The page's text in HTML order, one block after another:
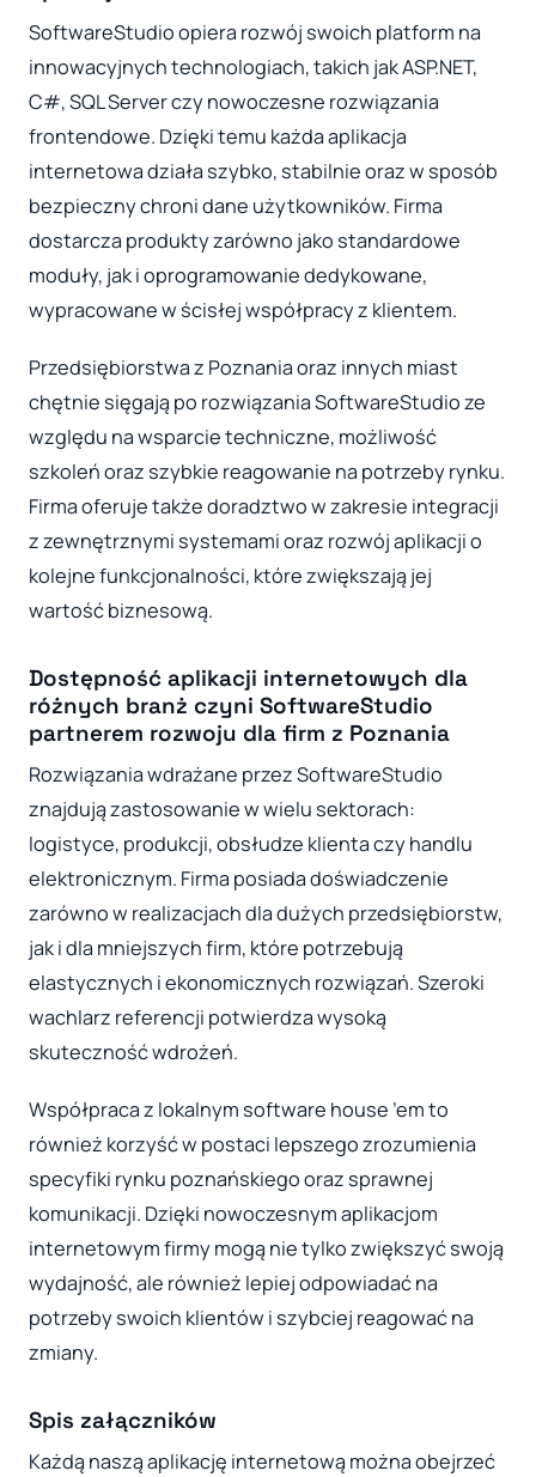
SoftwareStudio opiera rozwój swoich platform na
innowacyjnych technologiach, takich jak ASP.NET,
C#, SQL Server czy nowoczesne rozwiązania
frontendowe. Dzięki temu każda aplikacja
internetowa działa szybko, stabilnie oraz w sposób
bezpieczny chroni dane użytkowników. Firma
dostarcza produkty zarówno jako standardowe
moduły, jak i oprogramowanie dedykowane,
wypracowane w ścisłej współpracy z klientem.
Przedsiębiorstwa z Poznania oraz innych miast
chętnie sięgają po rozwiązania SoftwareStudio ze
względu na wsparcie techniczne, możliwość
szkoleń oraz szybkie reagowanie na potrzeby rynku.
Firma oferuje także doradztwo w zakresie integracji
z zewnętrznymi systemami oraz rozwój aplikacji o
kolejne funkcjonalności, które zwiększają jej
wartość biznesową.
Dostępność aplikacji internetowych dla
różnych branż czyni SoftwareStudio
partnerem rozwoju dla firm z Poznania
Rozwiązania wdrażane przez SoftwareStudio
znajdują zastosowanie w wielu sektorach:
logistyce, produkcji, obsłudze klienta czy handlu
elektronicznym. Firma posiada doświadczenie
zarówno w realizacjach dla dużych przedsiębiorstw,
jak i dla mniejszych firm, które potrzebują
elastycznych i ekonomicznych rozwiązań. Szeroki
wachlarz referencji potwierdza wysoką
skuteczność wdrożeń.
Współpraca z lokalnym software house ’em to
również korzyść w postaci lepszego zrozumienia
specyfiki rynku poznańskiego oraz sprawnej
komunikacji. Dzięki nowoczesnym aplikacjom
internetowym firmy mogą nie tylko zwiększyć swoją
wydajność, ale również lepiej odpowiadać na
potrzeby swoich klientów i szybciej reagować na
zmiany.
Spis załączników
Każdą naszą aplikację internetową można obejrzeć